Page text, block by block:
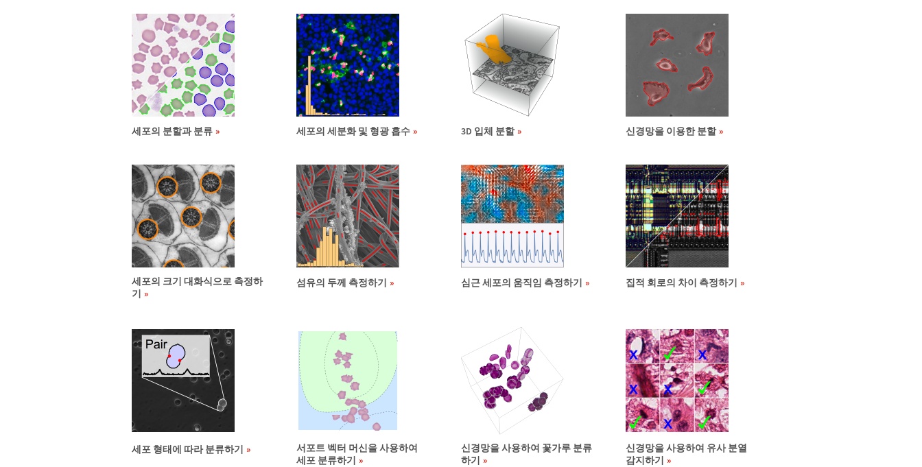
세포의 분할과 분류 세포의 세분화 및 형광 흡수 3D 입체 분할 신경망을 이용한 분할
세포의 크기 대화식으로 측정하
기
섬유의 두께 측정하기 심근 세포의 움직임 측정하기 집적 회로의 차이 측정하기
세포 형태에 따라 분류하기
서포트 벡터 머신을 사용하여
세포 분류하기
신경망을 사용하여 꽃가루 분류
하기
신경망을 사용하여 유사 분열
감지하기